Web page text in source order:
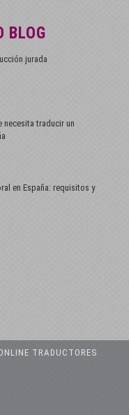
BLOG
jurada
necesita traducir un
en España: requisitos y
TRADUCTORES